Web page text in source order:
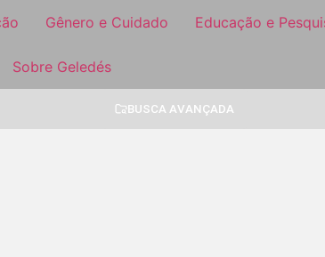
Gênero e Cuidado Educação e
Sobre Geledés
BUSCA AVANÇADA